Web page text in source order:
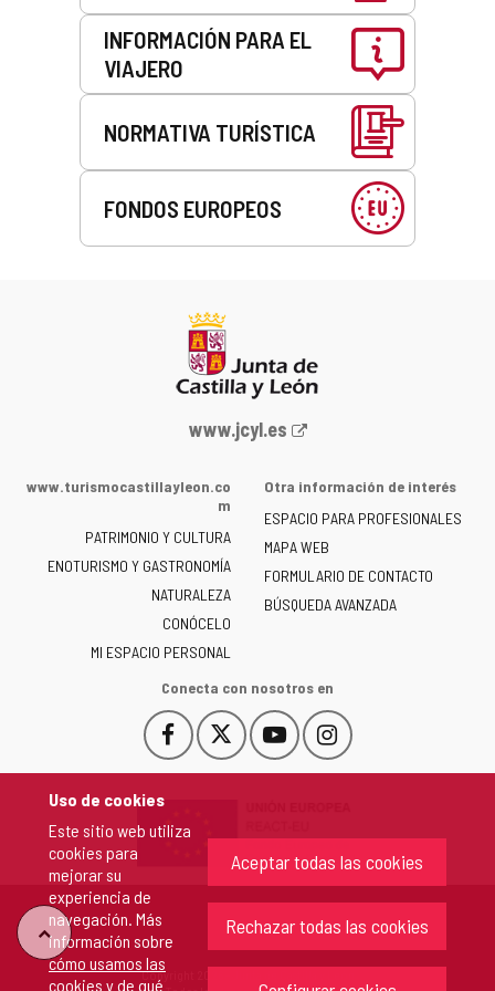
Uso de cookies
Este sitio web utiliza
cookies para
mejorar su
experiencia de
navegación. Más
información sobre
cómo usamos las
cookies y de qué
Aceptar todas las cookies
Rechazar todas las cookies
e
c
t
ó
n
i
c
)
INFORMACIÓN PARA EL
VIAJERO
NORMATIVA TURÍSTICA
FONDOS EUROPEOS
Portal
Junta
de
Castilla
y
León
-
www.jcyl.es
www.turismocastillayleon.co
m
PATRIMONIO Y CULTURA
ENOTURISMO Y GASTRONOMÍA
NATURALEZA
CONÓCELO
MI ESPACIO PERSONAL
Otra información de interés
ESPACIO PARA PROFESIONALES
MAPA WEB
FORMULARIO DE CONTACTO
BÚSQUEDA AVANZADA
Conecta con nosotros en
Facebook
Este
enlace
en
nueva.
Este
enlace
una
ventana
nueva.
YouTube
Este
enlace
una
nueva.
Instagram
Este
enlace
una
nueva.
"Volver
arriba"
Copyright 2026 - Junta de Castilla y León